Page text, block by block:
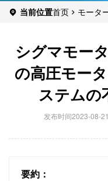
当前位置首页 モータ
シグマモー
の高圧モー
ステムの
发布时间2023-08-21
要約：